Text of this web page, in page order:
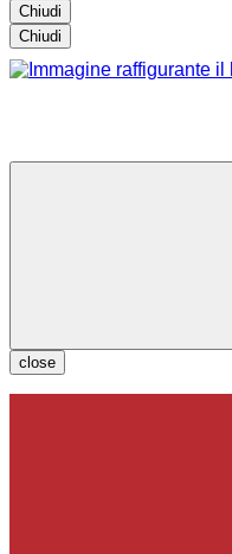
Chiudi
Chiudi
close